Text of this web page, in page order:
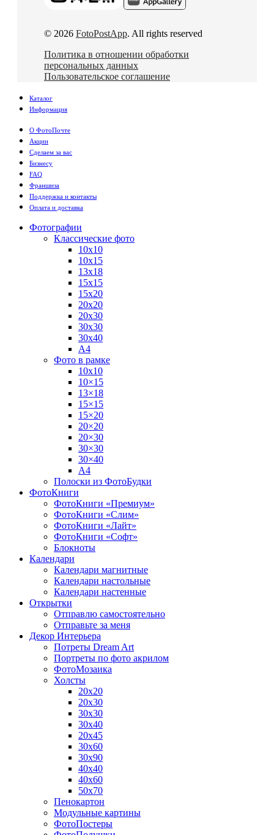
© 2026 FotoPostApp. All rights reserved
Политика в отношении обработки
персональных данных
Пользовательское соглашение
Каталог
Информация
О ФотоПочте
Акции
Сделаем за вас
Бизнесу
FAQ
Франшиза
Поддержка и контакты
Оплата и доставка
Фотографии
Классические фото
10х10
10х15
13х18
15х15
15х20
20х20
20х30
30х30
30х40
А4
Фото в рамке
10х10
10×15
13×18
15×15
15×20
20×20
20×30
30×30
30×40
A4
Полоски из ФотоБудки
ФотоКниги
ФотоКниги «Премиум»
ФотоКниги «Слим»
ФотоКниги «Лайт»
ФотоКниги «Софт»
Блокноты
Календари
Календари магнитные
Календари настольные
Календари настенные
Открытки
Отправлю самостоятельно
Отправьте за меня
Декор Интерьера
Потреты Dream Art
Портреты по фото акрилом
ФотоМозаика
Холсты
20х20
20х30
30х30
30х40
20х45
30х60
30х90
40х40
40х60
50х70
Пенокартон
Модульные картины
ФотоПостеры